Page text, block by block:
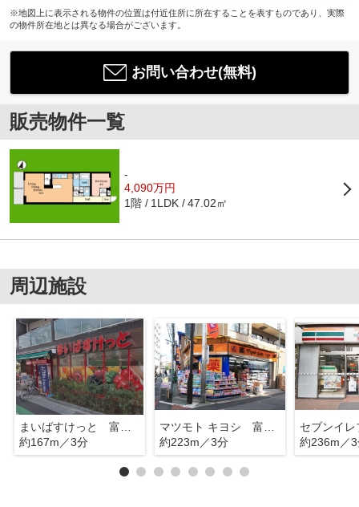
※地図上に表示される物件の位置は付近住所に所在することを表すものであり、実際
の物件所在地とは異なる場合がございます。
お問い合わせ(無料)
販売物件一覧
-
4,090万円
1階 1LDK 47.02㎡
周辺施設
まいばすけっと 富士見台駅北
約167m／3分
マツモト キヨシ 富士見台駅前店
約223m／3分
約236m／